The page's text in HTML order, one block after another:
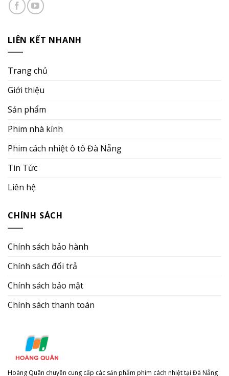
LIÊN KẾT NHANH
Trang chủ
Giới thiệu
Sản phẩm
Phim nhà kính
Phim cách nhiệt ô tô Đà Nẵng
Tin Tức
Liên hệ
CHÍNH SÁCH
Chính sách bảo hành
Chính sách đổi trả
Chính sách bảo mật
Chính sách thanh toán
Hoàng Quân chuyên cung cấp các sản phẩm phim cách nhiệt tại Đà Nẵng